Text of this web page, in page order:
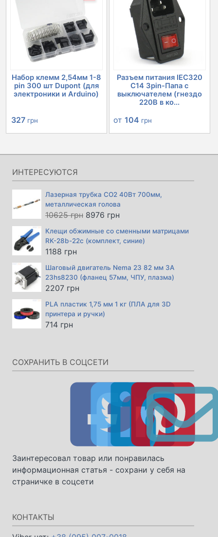
632 грн.
Набор клемм 2,54мм 1-8
pin 300 шт Dupont (для
электроники и Arduino)
Первоначальная
цена
составляла
366 грн.
327 грн
цена:
327 грн.
Разъем питания IEC320
C14 3pin-Папа с
выключателем (гнездо
220В в ко...
от 104 грн
ИНТЕРЕСУЮТСЯ
Лазерная трубка CO2 40Вт 700мм,
металлическая голова
10625грн Первоначальная
составляла
8976 грнТекущая
8976 грн.
Клещи обжимные со сменными матрицами
RK-28b-22с (комплект, синие)
1188 грн
Шаговый двигатель Nema 23 82 мм 3А
23hs8230 (фланец 57мм, ЧПУ, плазма)
2207 грн
PLA пластик 1,75 мм 1 кг (ПЛА для 3D
принтера и ручки)
714 грн
СОХРАНИТЬ В СОЦСЕТИ
Заинтересовал товар или понравилась
информационная статья - сохрани у себя на
страничке в соцсети
КОНТАКТЫ